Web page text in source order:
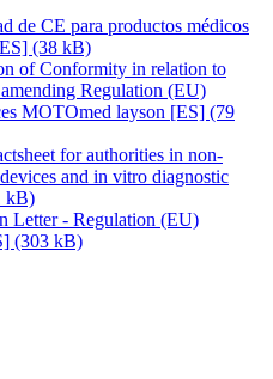
de CE para productos médicos
(38 kB)
of Conformity in relation to
Regulation (EU)
MOTOmed layson [ES] (79
for authorities in non-
and in vitro diagnostic
kB)
Letter - Regulation (EU)
(303 kB)